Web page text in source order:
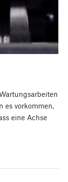
es vorkommen,
eine Achse